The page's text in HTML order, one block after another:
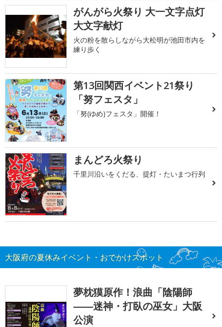
がんがら火祭り 大一文字点灯
大文字献灯
火の粉を散らしながら大松明が池田市内を
練り歩く
第13回関西イベント21祭り
「努フェスタ」
「努(ゆめ)フェスタ」開催！
まんどろ火祭り
千里川沿いをくだる、提灯・たいまつ行列
大阪府の夏休みイベント・おでかけスポット
夢枕獏原作！浪曲「陰陽師
――迷神・打臥の巫女」大阪
公演